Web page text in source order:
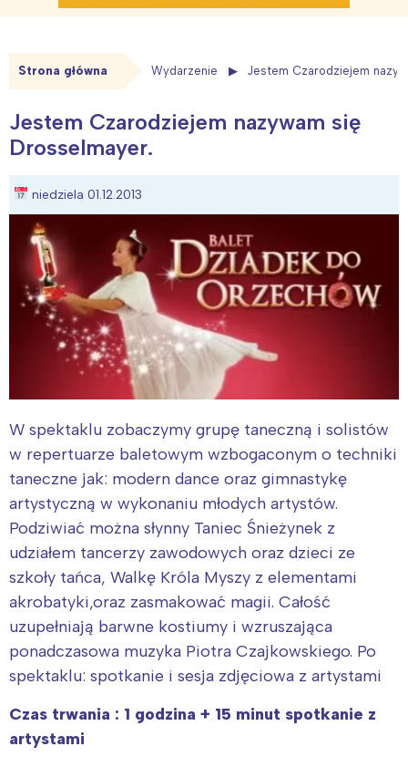
Strona główna Wydarzenie Jestem Czarodziejem
Jestem Czarodziejem nazywam się
Drosselmayer.
niedziela 01.12.2013
W spektaklu zobaczymy grupę taneczną i solistów
w repertuarze baletowym wzbogaconym o techniki
taneczne jak: modern dance oraz gimnastykę
artystyczną w wykonaniu młodych artystów.
Podziwiać można słynny Taniec Śnieżynek z
udziałem tancerzy zawodowych oraz dzieci ze
szkoły tańca, Walkę Króla Myszy z elementami
akrobatyki,oraz zasmakować magii. Całość
uzupełniają barwne kostiumy i wzruszająca
ponadczasowa muzyka Piotra Czajkowskiego. Po
spektaklu: spotkanie i sesja zdjęciowa z artystami
Czas trwania : 1 godzina + 15 minut spotkanie z
artystami